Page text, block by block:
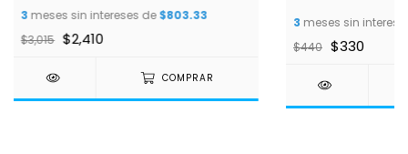
3 meses sin intereses de$803.33
$3,015 $2,410
COMPRAR
3 meses sin
$440 $330